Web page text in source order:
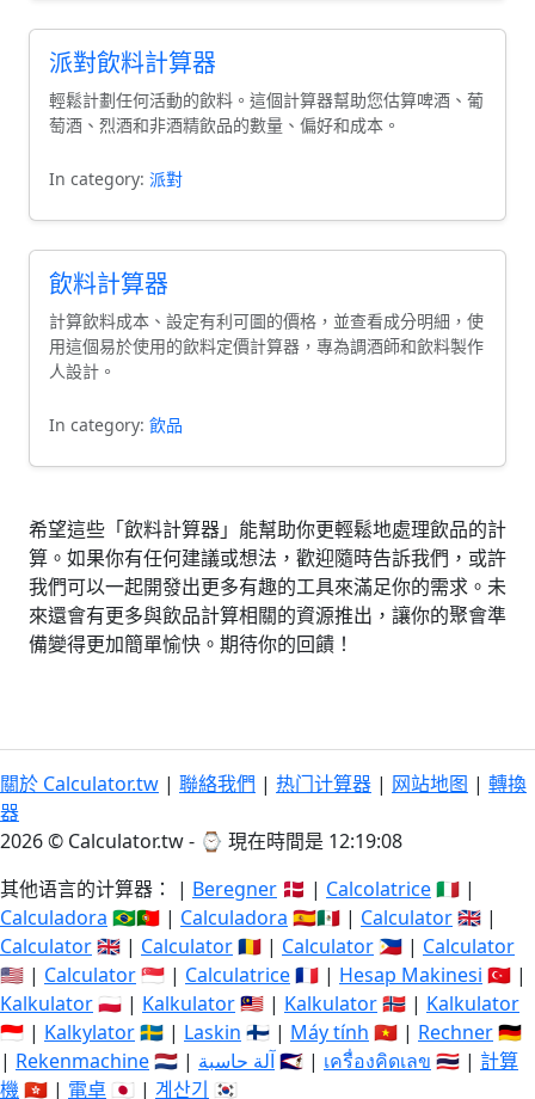
派對飲料計算器
輕鬆計劃任何活動的飲料。這個計算器幫助您估算啤酒、葡
萄酒、烈酒和非酒精飲品的數量、偏好和成本。
In category: 派對
飲料計算器
計算飲料成本、設定有利可圖的價格，並查看成分明細，使
用這個易於使用的飲料定價計算器，專為調酒師和飲料製作
人設計。
In category: 飲品
希望這些「飲料計算器」能幫助你更輕鬆地處理飲品的計
算。如果你有任何建議或想法，歡迎隨時告訴我們，或許
我們可以一起開發出更多有趣的工具來滿足你的需求。未
來還會有更多與飲品計算相關的資源推出，讓你的聚會準
備變得更加簡單愉快。期待你的回饋！
關於 Calculator.tw | 聯絡我們 | 热门计算器 | 网站地图 | 轉換
器
2026 © Calculator.tw - ⌚ 現在時間是 12:19:08
其他语言的计算器： | Beregner 🇩🇰 | Calcolatrice🇮🇹 |
Calculadora 🇧🇷🇵🇹 | Calculadora 🇪🇸🇲🇽 | Calculator🇬🇧 |
Calculator🇬🇧 | Calculator🇷🇴 | Calculator 🇵🇭 | Calculator
🇺🇸 | Calculator🇸🇬 | Calculatrice🇫🇷 | Hesap Makinesi 🇹🇷 |
Kalkulator🇵🇱 | Kalkulator🇲🇾 | Kalkulator🇳🇴 | Kalkulator
🇮🇩 | Kalkylator🇸🇪 | Laskin 🇫🇮 | Máy tính 🇻🇳 | Rechner🇩🇪
| Rekenmachine🇳🇱 | آلة حاسبة🇸🇦 | เครื่องคิดเลข 🇹🇭 | 計算
機🇭🇰 | 電卓 🇯🇵 | 계산기 🇰🇷